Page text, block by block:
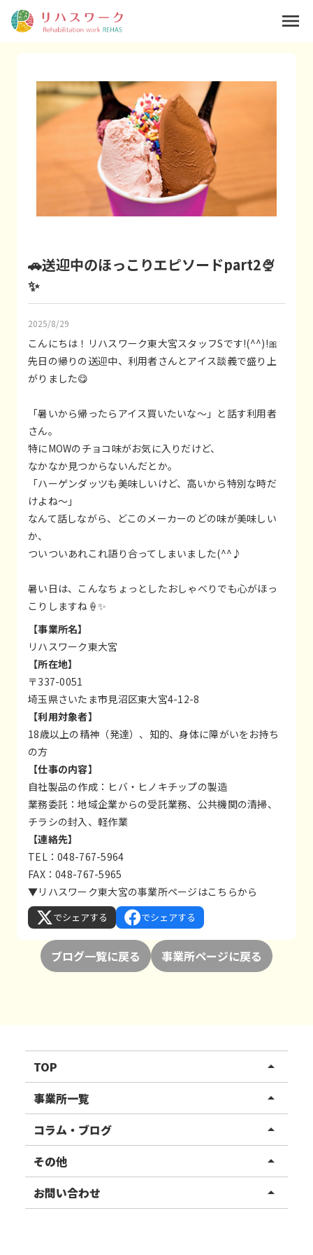
🚗送迎中のほっこりエピソードpart2🍨
✨
2025/8/29
こんにちは！リハスワーク東大宮スタッフSです!(^^)!🎀
先日の帰りの送迎中、利用者さんとアイス談義で盛り上
がりました😋
「暑いから帰ったらアイス買いたいな〜」と話す利用者
さん。
特にMOWのチョコ味がお気に入りだけど、
なかなか見つからないんだとか。
「ハーゲンダッツも美味しいけど、高いから特別な時だ
けよね〜」
なんて話しながら、どこのメーカーのどの味が美味しい
か、
ついついあれこれ語り合ってしまいました(^^♪
暑い日は、こんなちょっとしたおしゃべりでも心がほっ
こりしますね🍦✨
【事業所名】
リハスワーク東大宮
【所在地】
〒337-0051
埼玉県さいたま市見沼区東大宮4-12-8
【利用対象者】
18歳以上の精神（発達）、知的、身体に障がいをお持ち
の方
【仕事の内容】
自社製品の作成：ヒバ・ヒノキチップの製造
業務委託：地域企業からの受託業務、公共機関の清掃、
チラシの封入、軽作業
【連絡先】
TEL：048-767-5964
FAX：048-767-5965
▼リハスワーク東大宮の事業所ページはこちらから
でシェアする でシェアする
ブログ一覧に戻る 事業所ページに戻る
menu
TOP arrow_drop_up
リハスワーク
リハスファーム
事業所一覧 arrow_drop_up
関東エリア
東北エリア
甲信越エリア
コラム・ブログ arrow_drop_up
事業所ブログ
ご利用者様の声
その他 arrow_drop_up
お知らせ
お問い合わせ arrow_drop_up